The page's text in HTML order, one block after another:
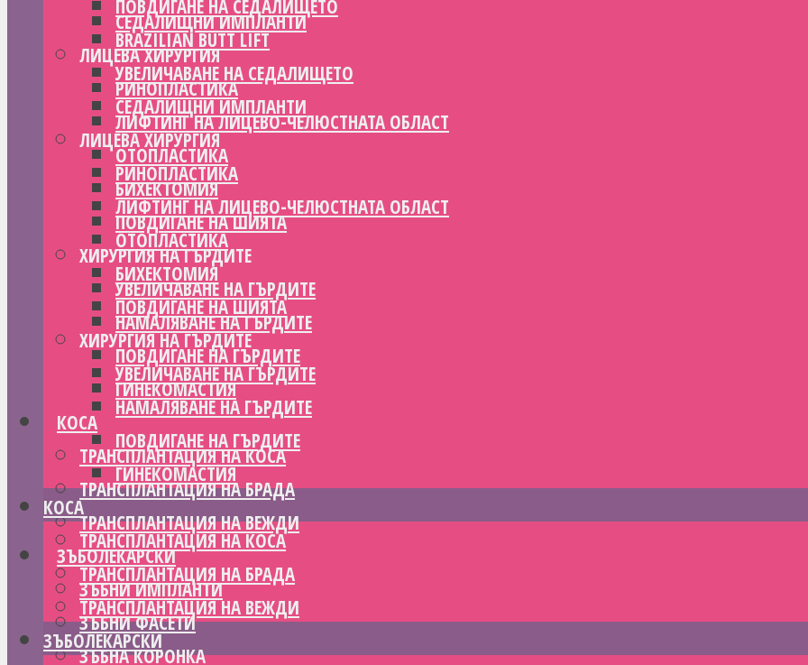
СЕДАЛИЩНИ ИМПЛАНТИ
ЛИЦЕВА ХИРУРГИЯ
РИНОПЛАСТИКА
ЛИФТИНГ НА ЛИЦЕВО-ЧЕЛЮСТНАТА ОБЛАСТ
ОТОПЛАСТИКА
БИХЕКТОМИЯ
ПОВДИГАНЕ НА ШИЯТА
ХИРУРГИЯ НА ГЪРДИТЕ
УВЕЛИЧАВАНЕ НА ГЪРДИТЕ
НАМАЛЯВАНЕ НА ГЪРДИТЕ
ПОВДИГАНЕ НА ГЪРДИТЕ
ГИНЕКОМАСТИЯ
КОСА
ТРАНСПЛАНТАЦИЯ НА КОСА
ТРАНСПЛАНТАЦИЯ НА БРАДА
ТРАНСПЛАНТАЦИЯ НА ВЕЖДИ
ЗЪБОЛЕКАРСКИ
ЗЪБНИ ИМПЛАНТИ
ЗЪБНИ ФАСЕТИ
ЗЪБНА КОРОНКА
ПОВДИГАНЕ НА СЕДАЛИЩЕТО
BRAZILIAN BUTT LIFT
УВЕЛИЧАВАНЕ НА СЕДАЛИЩЕТО
СЕДАЛИЩНИ ИМПЛАНТИ
ЛИЦЕВА ХИРУРГИЯ
РИНОПЛАСТИКА
ЛИФТИНГ НА ЛИЦЕВО-ЧЕЛЮСТНАТА ОБЛАСТ
ОТОПЛАСТИКА
БИХЕКТОМИЯ
ПОВДИГАНЕ НА ШИЯТА
ХИРУРГИЯ НА ГЪРДИТЕ
УВЕЛИЧАВАНЕ НА ГЪРДИТЕ
НАМАЛЯВАНЕ НА ГЪРДИТЕ
ПОВДИГАНЕ НА ГЪРДИТЕ
ГИНЕКОМАСТИЯ
КОСА
ТРАНСПЛАНТАЦИЯ НА КОСА
ТРАНСПЛАНТАЦИЯ НА БРАДА
ТРАНСПЛАНТАЦИЯ НА ВЕЖДИ
ЗЪБОЛЕКАРСКИ